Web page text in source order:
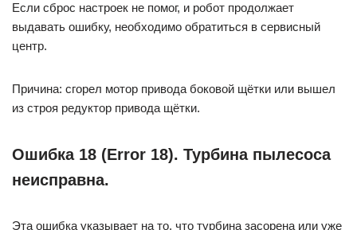
Если сброс настроек не помог, и робот продолжает
выдавать ошибку, необходимо обратиться в сервисный
центр.
Причина: сгорел мотор привода боковой щётки или вышел
из строя редуктор привода щётки.
Ошибка 18 (Error 18). Турбина пылесоса
неисправна.
Эта ошибка указывает на то, что турбина засорена или уже